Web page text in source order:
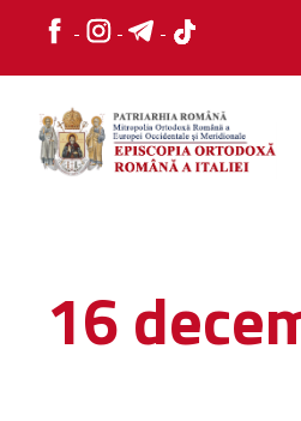
ISTORIC
16